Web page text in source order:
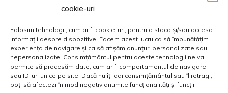
cookie-uri
Folosim tehnologii, cum ar fi cookie-uri, pentru a stoca și/sau accesa
informații despre dispozitive. Facem acest lucru ca să îmbunătățim
experiența de navigare și ca să afișăm anunțuri personalizate sau
nepersonalizate. Consimțământul pentru aceste tehnologii ne va
permite să procesăm date, cum ar fi comportamentul de navigare
sau ID-uri unice pe site. Dacă nu îți dai consimțământul sau îl retragi,
poți să afectezi în mod negativ anumite funcționalități și funcții.